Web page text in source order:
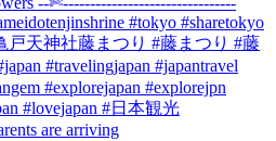
are arriving